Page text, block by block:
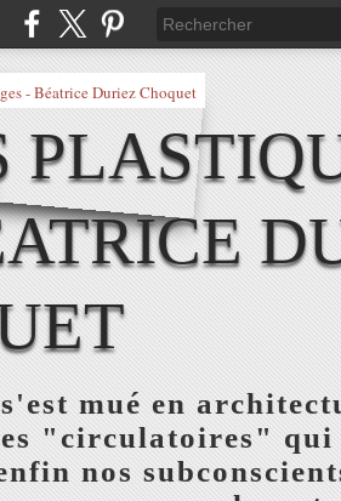
mué en
"circulatoires" qui
nos